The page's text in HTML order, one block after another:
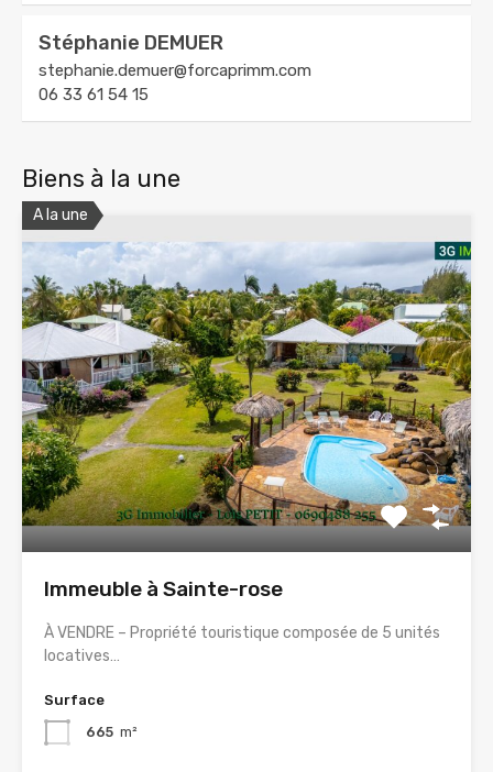
Stéphanie DEMUER
stephanie.demuer@forcaprimm.com
06 33 61 54 15
Biens à la une
A la une
Immeuble à Sainte-rose
À VENDRE – Propriété touristique composée de 5 unités
locatives…
Surface
665 m²